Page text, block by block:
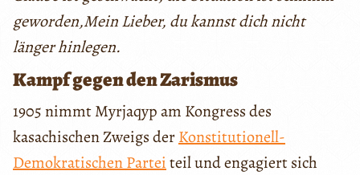
geworden,Mein Lieber, du kannst dich nicht
länger hinlegen.
Kampf gegen den Zarismus
1905 nimmt Myrjaqyp am Kongress des
kasachischen Zweigs derKonstitutionell-
Demokratischen Parteiteil und engagiert sich